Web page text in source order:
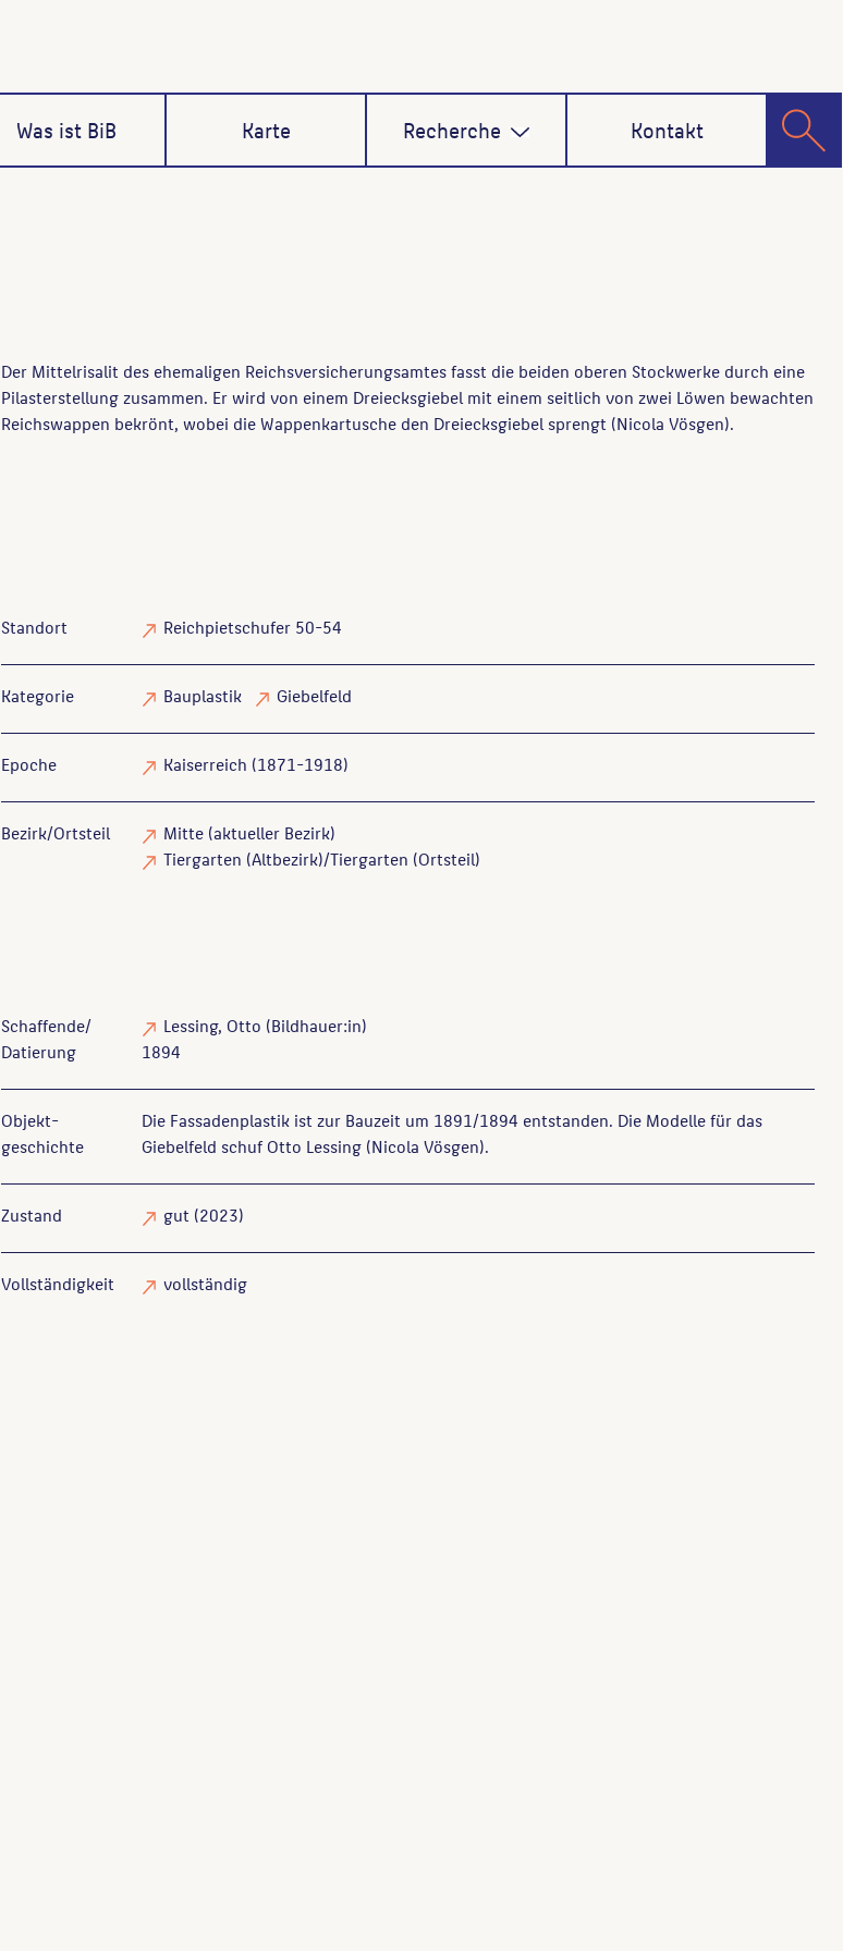
Was ist BiB Karte Recherche Kontakt
Der Mittelrisalit des ehemaligen Reichsversicherungsamtes fasst die beiden oberen Stockwerke durch eine
Pilasterstellung zusammen. Er wird von einem Dreiecksgiebel mit einem seitlich von zwei Löwen bewachten
Reichswappen bekrönt, wobei die Wappenkartusche den Dreiecksgiebel sprengt (Nicola Vösgen).
Standort Reichpietschufer 50-54
Kategorie Bauplastik Giebelfeld
Epoche Kaiserreich (1871-1918)
Bezirk/Ortsteil
Mitte (aktueller Bezirk)
Tiergarten (Altbezirk)/Tiergarten (Ortsteil)
Schaffende/
Datierung
Lessing, Otto (Bildhauer:in)
1894
Objekt­
geschichte
Die Fassadenplastik ist zur Bauzeit um 1891/1894 entstanden. Die Modelle für das
Giebelfeld schuf Otto Lessing (Nicola Vösgen).
Zustand gut (2023)
Vollständigkeit vollständig